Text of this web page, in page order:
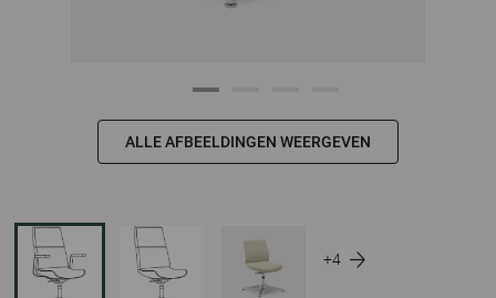
ALLE AFBEELDINGEN WEERGEVEN
+4